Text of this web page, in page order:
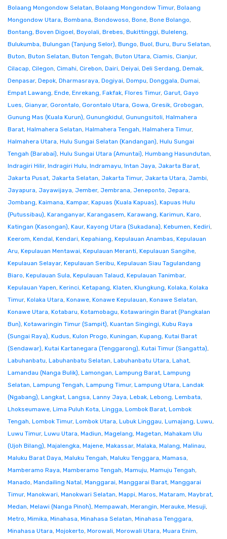
Bolaang Mongondow Selatan, Bolaang Mongondow Timur, Bolaang
Mongondow Utara, Bombana, Bondowoso, Bone, Bone Bolango,
Bontang, Boven Digoel, Boyolali, Brebes, Bukittinggi, Buleleng,
Bulukumba, Bulungan (Tanjung Selor), Bungo, Buol, Buru, Buru Selatan,
Buton, Buton Selatan, Buton Tengah, Buton Utara, Ciamis, Cianjur,
Cilacap, Cilegon, Cimahi, Cirebon, Dairi, Deiyai, Deli Serdang, Demak,
Denpasar, Depok, Dharmasraya, Dogiyai, Dompu, Donggala, Dumai,
Empat Lawang, Ende, Enrekang, Fakfak, Flores Timur, Garut, Gayo
Lues, Gianyar, Gorontalo, Gorontalo Utara, Gowa, Gresik, Grobogan,
Gunung Mas (Kuala Kurun), Gunungkidul, Gunungsitoli, Halmahera
Barat, Halmahera Selatan, Halmahera Tengah, Halmahera Timur,
Halmahera Utara, Hulu Sungai Selatan (Kandangan), Hulu Sungai
Tengah (Barabai), Hulu Sungai Utara (Amuntai), Humbang Hasundutan,
Indragiri Hilir, Indragiri Hulu, Indramayu, Intan Jaya, Jakarta Barat,
Jakarta Pusat, Jakarta Selatan, Jakarta Timur, Jakarta Utara, Jambi,
Jayapura, Jayawijaya, Jember, Jembrana, Jeneponto, Jepara,
Jombang, Kaimana, Kampar, Kapuas (Kuala Kapuas), Kapuas Hulu
(Putussibau), Karanganyar, Karangasem, Karawang, Karimun, Karo,
Katingan (Kasongan), Kaur, Kayong Utara (Sukadana), Kebumen, Kediri,
Keerom, Kendal, Kendari, Kepahiang, Kepulauan Anambas, Kepulauan
Aru, Kepulauan Mentawai, Kepulauan Meranti, Kepulauan Sangihe,
Kepulauan Selayar, Kepulauan Seribu, Kepulauan Siau Tagulandang
Biaro, Kepulauan Sula, Kepulauan Talaud, Kepulauan Tanimbar,
Kepulauan Yapen, Kerinci, Ketapang, Klaten, Klungkung, Kolaka, Kolaka
Timur, Kolaka Utara, Konawe, Konawe Kepulauan, Konawe Selatan,
Konawe Utara, Kotabaru, Kotamobagu, Kotawaringin Barat (Pangkalan
Bun), Kotawaringin Timur (Sampit), Kuantan Singingi, Kubu Raya
(Sungai Raya), Kudus, Kulon Progo, Kuningan, Kupang, Kutai Barat
(Sendawar), Kutai Kartanegara (Tenggarong), Kutai Timur (Sangatta),
Labuhanbatu, Labuhanbatu Selatan, Labuhanbatu Utara, Lahat,
Lamandau (Nanga Bulik), Lamongan, Lampung Barat, Lampung
Selatan, Lampung Tengah, Lampung Timur, Lampung Utara, Landak
(Ngabang), Langkat, Langsa, Lanny Jaya, Lebak, Lebong, Lembata,
Lhokseumawe, Lima Puluh Kota, Lingga, Lombok Barat, Lombok
Tengah, Lombok Timur, Lombok Utara, Lubuk Linggau, Lumajang, Luwu,
Luwu Timur, Luwu Utara, Madiun, Magelang, Magetan, Mahakam Ulu
(Ujoh Bilang), Majalengka, Majene, Makassar, Malaka, Malang, Malinau,
Maluku Barat Daya, Maluku Tengah, Maluku Tenggara, Mamasa,
Mamberamo Raya, Mamberamo Tengah, Mamuju, Mamuju Tengah,
Manado, Mandailing Natal, Manggarai, Manggarai Barat, Manggarai
Timur, Manokwari, Manokwari Selatan, Mappi, Maros, Mataram, Maybrat,
Medan, Melawi (Nanga Pinoh), Mempawah, Merangin, Merauke, Mesuji,
Metro, Mimika, Minahasa, Minahasa Selatan, Minahasa Tenggara,
Minahasa Utara, Mojokerto, Morowali, Morowali Utara, Muara Enim,